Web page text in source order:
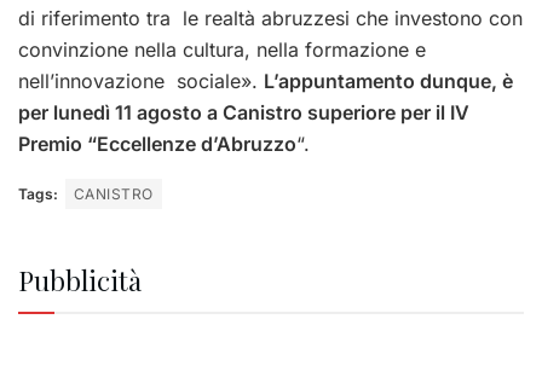
di riferimento tra le realtà abruzzesi che investono con
convinzione nella cultura, nella formazione e
nell’innovazione sociale». L’appuntamento dunque, è
per lunedì 11 agosto a Canistro superiore per il IV
Premio “Eccellenze d’Abruzzo“.
Tags: CANISTRO
Pubblicità